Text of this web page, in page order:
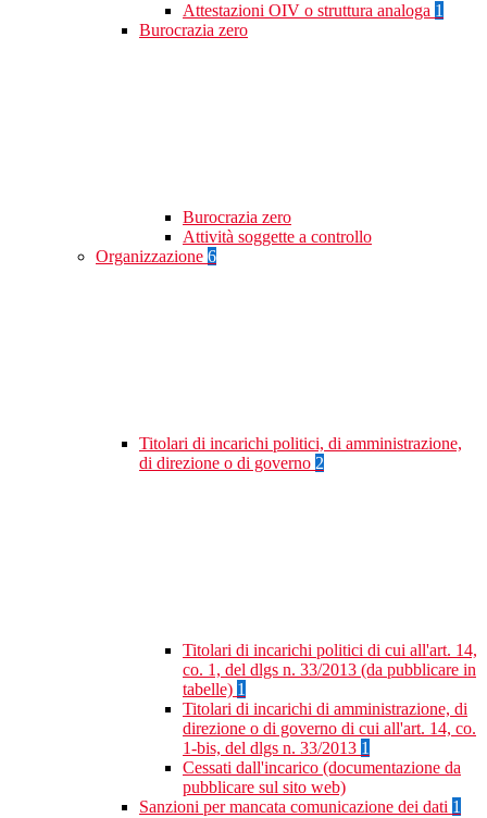
Attestazioni OIV o struttura analoga 1
Burocrazia zero
Burocrazia zero
Attività soggette a controllo
Organizzazione 6
Titolari di incarichi politici, di amministrazione,
di direzione o di governo 2
Titolari di incarichi politici di cui all'art. 14,
co. 1, del dlgs n. 33/2013 (da pubblicare in
tabelle) 1
Titolari di incarichi di amministrazione, di
direzione o di governo di cui all'art. 14, co.
1-bis, del dlgs n. 33/2013 1
Cessati dall'incarico (documentazione da
pubblicare sul sito web)
Sanzioni per mancata comunicazione dei dati 1